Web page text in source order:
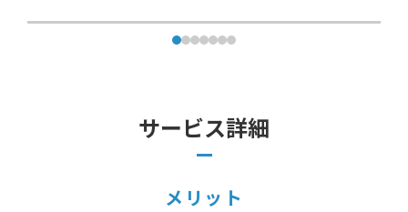
サービス詳細
メリット